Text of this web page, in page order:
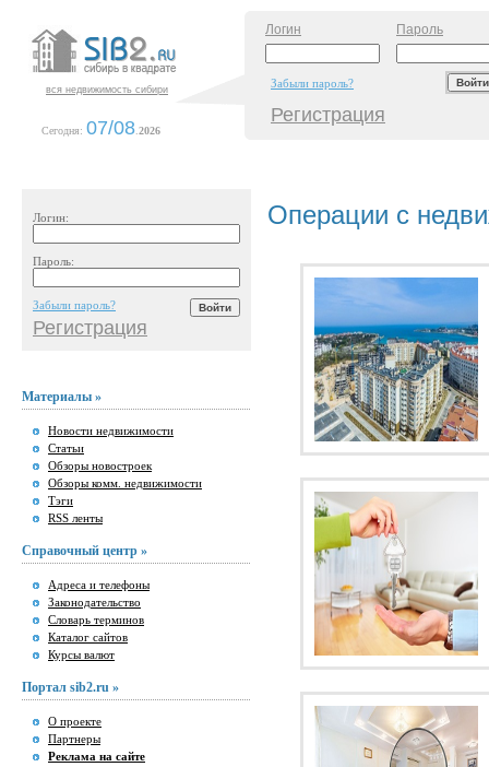
вся недвижимость сибири
Сегодня: 07/08 2026
Логин Пароль
Забыли пароль?
Регистрация
Логин:
Пароль:
Забыли пароль?
Регистрация
Материалы »
Новости недвижимости
Статьи
Обзоры новостроек
Обзоры комм. недвижимости
Тэги
RSS ленты
Справочный центр »
Адреса и телефоны
Законодательство
Словарь терминов
Каталог сайтов
Курсы валют
Портал sib2.ru »
О проекте
Партнеры
Реклама на сайте
Операции с